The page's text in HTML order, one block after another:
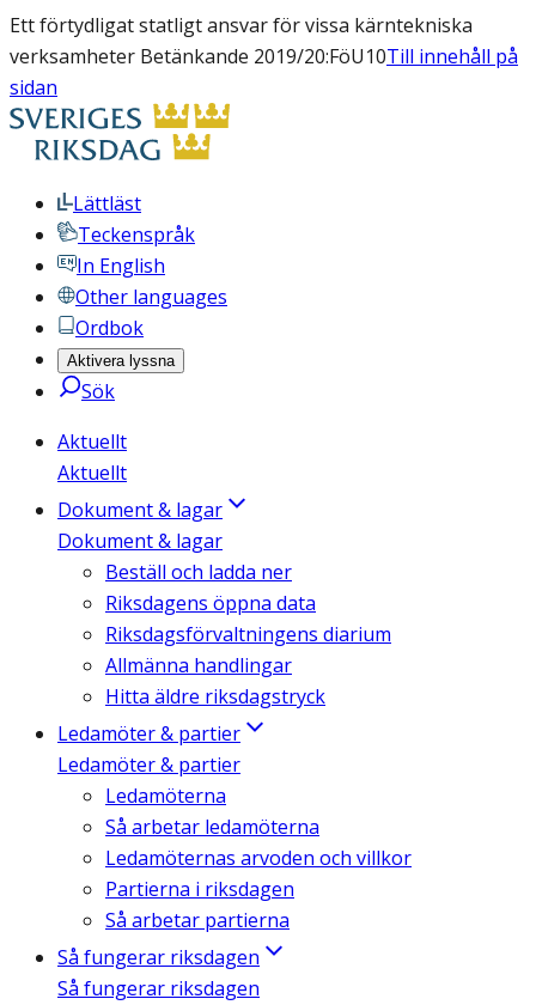
Ett förtydligat statligt ansvar för vissa kärntekniska
verksamheter Betänkande 2019/20:FöU10Till innehåll på
sidan
Lättläst
Teckenspråk
In English
Other languages
Ordbok
Aktivera lyssna
Sök
Aktuellt
Aktuellt
Dokument & lagar
Dokument & lagar
Beställ och ladda ner
Riksdagens öppna data
Riksdagsförvaltningens diarium
Allmänna handlingar
Hitta äldre riksdagstryck
Ledamöter & partier
Ledamöter & partier
Ledamöterna
Så arbetar ledamöterna
Ledamöternas arvoden och villkor
Partierna i riksdagen
Så arbetar partierna
Så fungerar riksdagen
Så fungerar riksdagen